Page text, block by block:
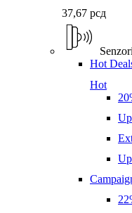
37,67 рсд
Senzori
Hot
Hot